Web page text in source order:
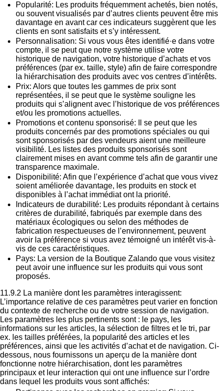
Popularité: Les produits fréquemment achetés, bien notés,
ou souvent visualisés par d’autres clients peuvent être mis
davantage en avant car ces indicateurs suggèrent que les
clients en sont satisfaits et s’y intéressent.
Personnalisation: Si vous vous êtes identifié·e dans votre
compte, il se peut que notre système utilise votre
historique de navigation, votre historique d’achats et vos
préférences (par ex. taille, style) afin de faire correspondre
la hiérarchisation des produits avec vos centres d’intérêts.
Prix: Alors que toutes les gammes de prix sont
représentées, il se peut que le système souligne les
produits qui s’alignent avec l’historique de vos préférences
et/ou les promotions actuelles.
Promotions et contenu sponsorisé: Il se peut que les
produits concernés par des promotions spéciales ou qui
sont sponsorisés par des vendeurs aient une meilleure
visibilité. Les listes des produits sponsorisés sont
clairement mises en avant comme tels afin de garantir une
transparence maximale.
Disponibilité: Afin que l’expérience d’achat que vous vivez
soient améliorée davantage, les produits en stock et
disponibles à l’achat immédiat ont la priorité.
Indicateurs de durabilité: Les produits répondant à certains
critères de durabilité, fabriqués par exemple dans des
matériaux écologiques ou selon des méthodes de
fabrication respectueuses de l’environnement, peuvent
avoir la préférence si vous avez témoigné un intérêt vis-à-
vis de ces caractéristiques.
Pays: La version de la Boutique Zalando que vous visitez
peut avoir une influence sur les produits qui vous sont
proposés.
11.9.2 La manière dont les paramètres interagissent:
L’importance relative de ces paramètres peut varier en fonction
du contexte de recherche ou de votre session de navigation.
Les paramètres les plus pertinents sont : le pays, les
informations sur les articles, la sélection de filtres et le tri, par
ex. les tailles préférées, la popularité des articles et les
préférences, ainsi que les activités d’achat et de navigation. Ci-
dessous, nous fournissons un aperçu de la manière dont
fonctionne notre hiérarchisation, dont les paramètres
principaux et leur interaction qui ont une influence sur l’ordre
dans lequel les produits vous sont affichés: